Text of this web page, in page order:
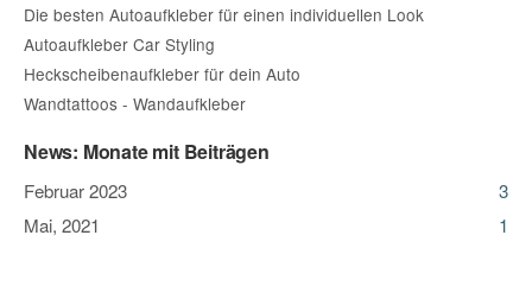
Die besten Autoaufkleber für einen individuellen Look
Autoaufkleber Car Styling
Heckscheibenaufkleber für dein Auto
Wandtattoos - Wandaufkleber
News: Monate mit Beiträgen
Februar 2023
3
Mai, 2021
1